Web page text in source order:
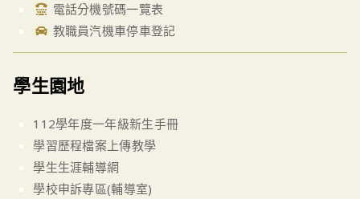
電話分機號碼一覽表
教職員汽機車停車登記
學生園地
112學年度一年級新生手冊
學習歷程檔案上傳教學
學生生涯輔導網
學校申訴專區(輔導室)